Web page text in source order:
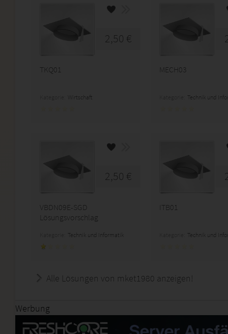
2,50 €
TKQ01
Wirtschaft
MECH03
Technik und
2,50 €
VBDN09E-SGD
Lösungsvorschlag
Technik und Informatik
ITB01
Technik und
Alle Lösungen von mket1980 anzeigen!
Werbung